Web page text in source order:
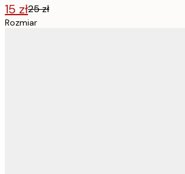
15 zł25 zł
Rozmiar